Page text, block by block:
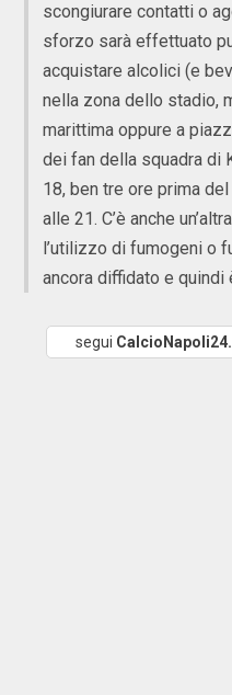
scongiurare contatti o
sforzo sarà effettuato
acquistare alcolici (e
nella zona dello stadio,
marittima oppure a
dei fan della squadra di
18, ben tre ore prima
alle 21. C’è anche
l’utilizzo di fumogeni o
ancora diffidato e
segui